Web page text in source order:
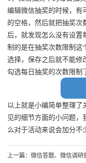
编辑微信抽奖的时候，有
的空格，然后就把抽奖次
后，就发现怎么没有设
制的是在抽奖次数限制这
选择，保存之后就不能修
勾选每日抽奖的次数限制
以上就是小编简单整理
见的细节方面的小问题
么对于活动来说会加分不